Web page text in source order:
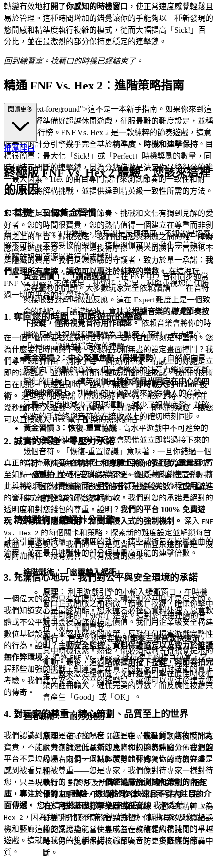
轉變有效地打開了你感知的時機窗口 ，使正常速度感覺輕鬆且
易於管理。這種時間增加的錯覺讓你的手能夠以一種新發現的
悠閒感和精準度執行複雜的模式，從而大幅提高「Sick!」百
分比，並在最激烈的部分保持更穩定的連擊鏈。
回到練習室。找藉口的時機已經結束了。
精通 FNF Vs. Hex 2：進階策略指南
s="mb-4 text-foreground">這不是一本新手指南。如果你來到這
裡，你已經準備好超越休閒遊戲，征服最難的難度設定，並稱
霸 FNF 排行榜。FNF Vs. Hex 2 是一款純粹的節奏遊戲，這意
味著它的計分引擎幾乎完全基於精準度、時機和連擊保持 。目
標很簡單：最大化「Sick!」或「Perfect」時機獎勵的數量，同
時保持不間斷的連擊鏈，因為分數倍數是決定你最終得分的唯
一最大因素。Hex 的曲目專門設計來測試節奏的一致性和耐
力。我們將解構挑戰，並提供達到精英級一致性所需的方法。
1. 基礎：三個黃金習慣
在 FNF Vs. Hex 2 中獲勝，與其說是反應速度，不如說是培養
堅不可摧、不容妥協的習慣，這些習慣可以自動化完美執行，
並釋放認知資源以進行模式識別。
黃金習慣 1：「讀譜過濾」- 在 FNF 中，音符同步通常
是幾毫秒的問題。大多數玩家完全依賴讀譜——在音符
與接收器對齊時做出反應。這在 Expert 難度上是一個致
命的缺陷。「讀譜過濾」意味著根據音樂的聽覺節奏按
下按鍵，僅將視覺音符用作確認。依賴音樂會將你的時
機從反應性視覺延遲轉變為主動節奏預判，大大提高
「Sick!」評級並穩定你的連擊。
黃金習慣 2：中心螢幕焦點（周邊優勢）- 自然傾向是
跟蹤向下流動的音符，但這會將你的注意力鎖定在不斷
變化的目標上。精英習慣是將你的目光固定在中心的四
個接收箭頭上。訓練你的周邊視覺來跟踪傳入的音符。
這最大限度地減少了眼球運動，減少了視覺疲勞，並確
保你的手始終與音符落在接收器上的確切時刻同步。
黃金習慣 3：恢復-重置協議 - 高水平遊戲中不可避免的
一部分是掉連擊。普通玩家會恐慌並立即錯過接下來的
幾個音符。「恢復-重置協議」意味著，一旦你錯過一個
音符，你必須在精神上和身體上將你的注意力重置到下
一個重拍上。不要糾結於錯誤。錯過一個音符是分數損
失；因為你畏縮而錯過五個音符是遊戲失敗。立即重新
建立聽覺節奏並恢復連擊。
2. 精英戰術：精通計分引擎
計分引擎獎勵持續、高精度的執行。這些戰術旨在操縱歌曲的
流程，並在最具挑戰性的部分保持最高可能的連擊倍數。
進階戰術：「幽靈輸入緩衝」
原理： 利用遊戲引擎的小輸入緩衝窗口，在時機
窗口正式開啟之前稍微「預載」按鍵，確保你擊中
最早可能的「Sick!」邊界。這對於快速連續的音
符（流）至關重要。
執行：首先，你需要識別節奏三連音或快速流，
其中時機很緊。然後，你必須抵制等待視覺提示的
衝動。最後，通過略微提前按下按鍵，與節奏拍完
全一致來激活緩衝區，允許遊戲引擎在最佳時機框
架內註冊輸入，確保完美的分數，而反應性按鍵只
會產生「Good」或「OK」。
進階戰術：「耐力分割」
原理：在 FNF Vs. Hex 2 中，最難的歌曲被設計為
耐力測試。此戰術涉及將你的節奏焦點分佈在鍵盤
的左右兩側，以減輕疲勞並保持獨立的時機完整
性。
執行： 對於涉及所有四個箭頭的複雜模式，指定
你的左手（上/下）用於旋律，而你的右手（左/
右）用於基礎打擊樂器或低音線 。通過在精神上為
每隻手分配不同的音樂角色，你可以避免時機錯誤
的交叉污染。當一隻手正在與複雜的模式作鬥爭
時，另一隻手保持核心節奏，防止災難性的節奏中
斷。
閱讀更多
推薦理由
終極版 FNF Vs. Hex 2 體驗：您該來這裡
的原因
您不僅僅是個玩家；您是對節奏、挑戰和文化有獨到見解的愛
好者。您的時間很寶貴，您的熱情值得一個建立在尊重而非剝
削之上的平台。歸根究底，我們相信您與刺激之間的唯一障礙
應該是遊戲本身——而不是技術摩擦、煩人的廣告，當然也不
是隱藏的費用。我們是您體驗的守護者，致力於單一承諾： 我
們處理所有摩擦，讓您可以專注於純粹的樂趣。在這裡玩
FNF Vs. Hex 2 不僅僅是一種選擇；它是一種與重視您信任勝
過一切的平台的哲學對齊。
1. 奪回您的時間：即時遊玩的樂趣
在一個不斷需要您注意的世界中，您的自由時刻是神聖的。您
為什麼要花時間與下載、安裝程式和無盡的設定畫面搏鬥？我
們尊重您的自由，消除了每一個技術障礙。情感上的好處是立
即的滿足感，並消除了將期待變成煩惱的挫敗感。我們的技術
旨在隱形、快速且即時。證明？無縫、即時載入的 iframe 技
術。 這是我們的承諾：當您想玩FNF Vs. Hex 2時，您會在
幾秒鐘內進入遊戲。沒有摩擦，只有純粹、即時的樂趣，讓您
可以直接跳入 Hex 電子配樂的需求節拍。
2. 誠實的樂趣：零壓力承諾
真正的款待意味著無償給予，不期待回報。我們希望您感到賓
至如歸、放鬆，並確信您的娛樂不是一個隱藏的銷售宣傳。將
此與將您困在付費牆後面、用強制購買打斷您的流程或用激進
的營利方案淹沒您的平台進行比較。我們對您的承諾是絕對的
透明度和對您錢包的尊重。證明？ 我們的平台 100% 免費遊
玩，沒有任何隱藏費用、訂閱或侵入式的強制機制。 深入 FNF
Vs. Hex 2 的每個關卡和策略，探索新的難度設定並解鎖每首
歌曲，完全安心。我們的平台是免費的，而且永遠都會是。沒
有附加條件，沒有驚喜，只有誠實的娛樂。
3. 充滿信心地玩：我們對公平與安全環境的承諾
一個偉大的遊戲只有在環境安全、穩定和公平時才是偉大的。
我們知道安心是最終功能。您永遠不必擔心資料外洩、惡意軟
體或不公平競爭會侵蝕您的技能價值。我們用企業級安全構建
數位基礎設施，並堅持嚴格的政策，反對任何損害遊戲完整性
的行為。證明？ 主動安全監控、資料保護協定以及致力於維護
無作弊環境。追逐FNF Vs. Hex 2排行榜上的榜首位置，掌
握那些加強的挑戰，知道這是在真正的玩家面前對技能的真正
考驗。我們建立安全、公平的遊樂場，讓您可以專注於建立您
的傳奇。
4. 對玩家的尊重：精心策劃、品質至上的世界
我們認識到您不是在尋找噪音；您是在尋找品質。您的時間太
寶貴，不能浪費在篩選低品質的克隆和損壞的體驗上。我們的
平台不是垃圾場；它是一個精心策劃的藝廊。情感上的好處是
感到被看見和被尊重——您是專家，我們像對待專家一樣對待
您，只呈現最好的。證明？一個經過嚴格測試和策劃的內容
庫，專注於優質 H5 體驗，透過乾淨、快速且不引人注目的介
面傳遞。 您在這裡找不到數千個克隆遊戲。我們推薦FNF Vs.
Hex 2 ，因為我們相信它充滿活力的挑戰、新曲目以及像點唱
機和藝廊這樣的深度功能，使其成為一款值得您花時間的卓越
遊戲。這就是我們的策劃承諾：減少噪音，更多您應得的品
質。